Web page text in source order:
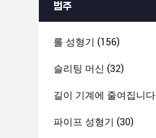
범주
롤 성형기 (156)
슬리팅 머신 (32)
길이 기계에 줄여집니다
파이프 성형기 (30)